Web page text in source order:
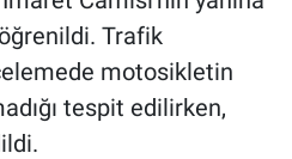
Trafik
motosikletin
tespit edilirken,